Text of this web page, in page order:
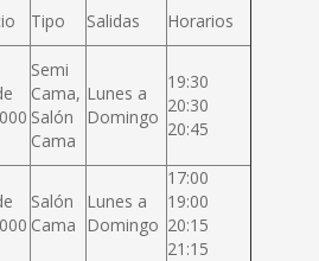
Tipo Salidas Horarios
Semi
Cama,
Salón
Cama
Lunes a
Domingo
19:30
20:30
20:45
Salón
Cama
Lunes a
Domingo
17:00
19:00
20:15
21:15